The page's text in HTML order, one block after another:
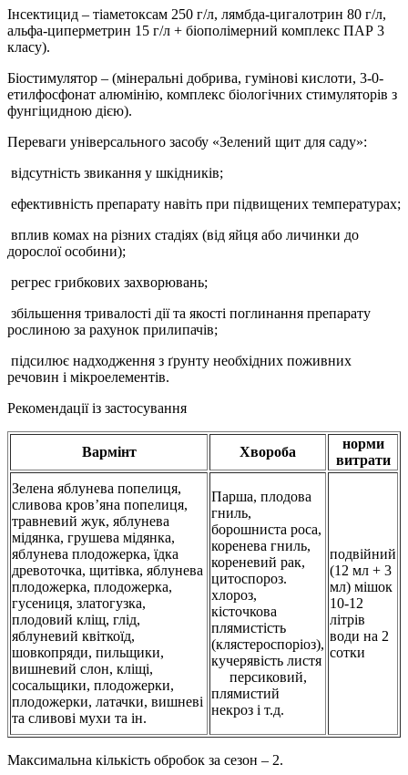
Інсектицид – тіаметоксам 250 г/л, лямбда-цигалотрин 80 г/л,
альфа-циперметрин 15 г/л + біополімерний комплекс ПАР 3
класу).
Біостимулятор – (мінеральні добрива, гумінові кислоти, 3-0-
етилфосфонат алюмінію, комплекс біологічних стимуляторів з
фунгіцидною дією).
Переваги універсального засобу «Зелений щит для саду»:
відсутність звикання у шкідників;
ефективність препарату навіть при підвищених температурах;
вплив комах на різних стадіях (від яйця або личинки до
дорослої особини);
регрес грибкових захворювань;
збільшення тривалості дії та якості поглинання препарату
рослиною за рахунок прилипачів;
підсилює надходження з ґрунту необхідних поживних
речовин і мікроелементів.
Рекомендації із застосування
Вармінт Хвороба
норми
витрати
Зелена яблунева попелиця,
сливова кров’яна попелиця,
травневий жук, яблунева
мідянка, грушева мідянка,
яблунева плодожерка, їдка
древоточка, щитівка, яблунева
плодожерка, плодожерка,
гусениця, златогузка,
плодовий кліщ, глід,
яблуневий квіткоїд,
шовкопряди, пильщики,
вишневий слон, кліщі,
сосальщики, плодожерки,
плодожерки, латачки, вишневі
та сливові мухи та ін.
Парша, плодова
гниль,
борошниста роса,
коренева гниль,
кореневий рак,
цитоспороз.
хлороз,
кісточкова
плямистість
(клястероспоріоз),
кучерявість листя
персиковий,
плямистий
некроз і т.д.
подвійний
(12 мл + 3
мл) мішок
10-12
літрів
води на 2
сотки
Максимальна кількість обробок за сезон – 2.